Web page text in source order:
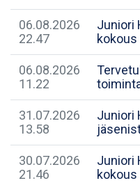
06.08.2026
22.47
Juniori
06.08.2026
11.22
31.07.2026
13.58
Juniori
30.07.2026
21.46
Juniori